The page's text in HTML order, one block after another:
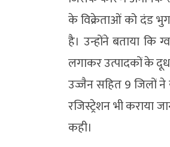
के विक्रेताओं को दंड
है। उन्होंने बताया कि
लगाकर उत्पादकों के
उज्जैन सहित 9 जिलों
रजिस्ट्रेशन भी कराया
कही।